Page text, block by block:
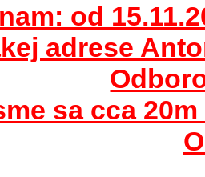
od
adrese
sa cca